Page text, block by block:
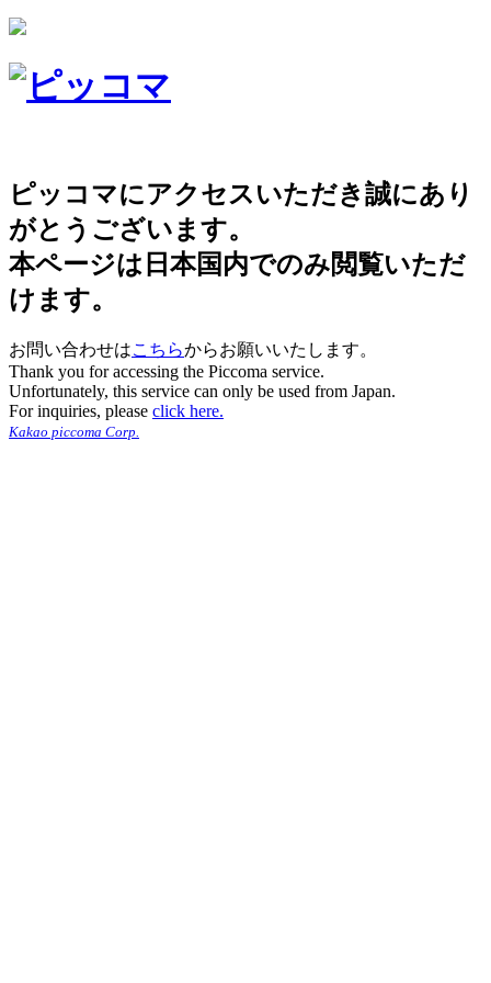
ピッコマにアクセスいただき誠にあり
がとうございます。
本ページは日本国内でのみ閲覧いただ
けます。
お問い合わせはこちらからお願いいたします。
Thank you for accessing the Piccoma service.
Unfortunately, this service can only be used from Japan.
For inquiries, please click here.
Kakao piccoma Corp.